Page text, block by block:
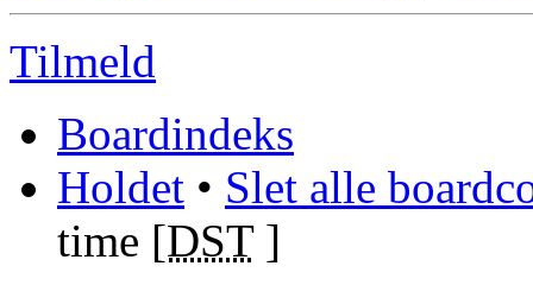
Tilmeld
Boardindeks
Holdet • Slet alle
time [DST]